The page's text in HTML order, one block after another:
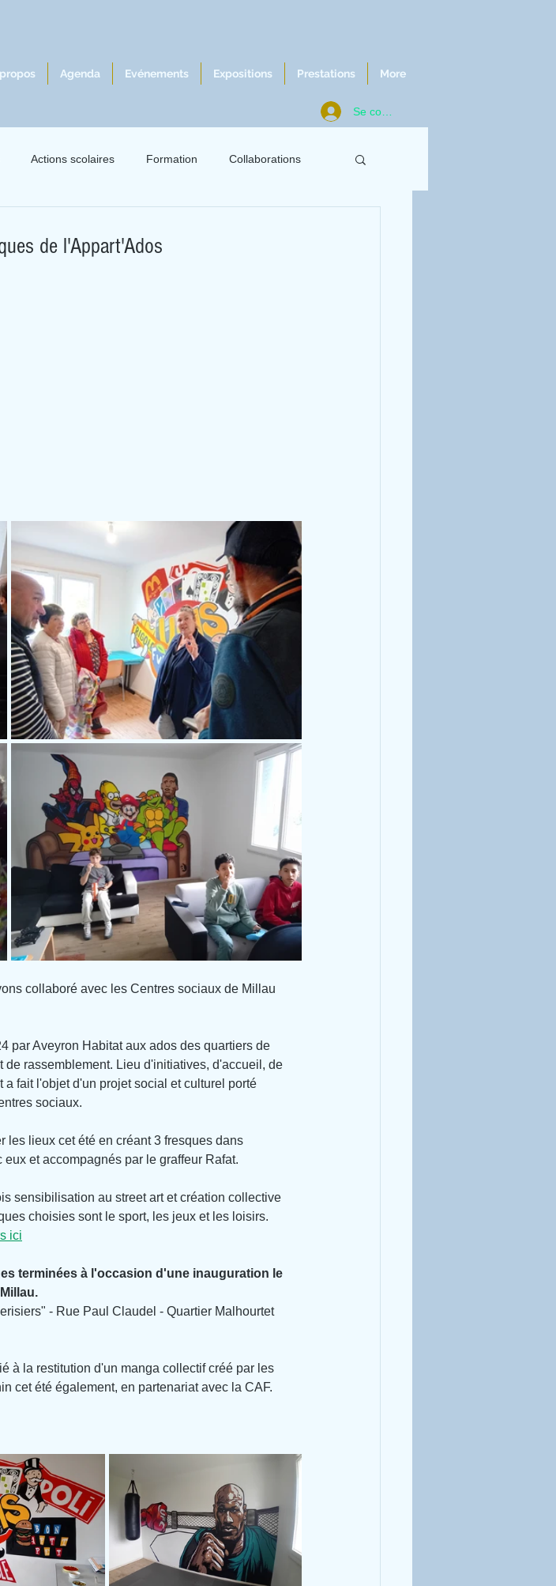
Agenda Evénements Expositions Prestations More
Se connecter
Actions scolaires Formation Collaborations
de l'Appart'Ados
collaboré avec les Centres sociaux de Millau
par Aveyron Habitat aux ados des quartiers de
rassemblement. Lieu d'initiatives, d'accueil, de
fait l'objet d'un projet social et culturel porté
sociaux.
les lieux cet été en créant 3 fresques dans
et accompagnés par le graffeur Rafat.
sensibilisation au street art et création collective
choisies sont le sport, les jeux et les loisirs.
ici
terminées à l'occasion d'une inauguration le
- Rue Paul Claudel - Quartier Malhourtet
à la restitution d'un manga collectif créé par les
cet été également, en partenariat avec la CAF.